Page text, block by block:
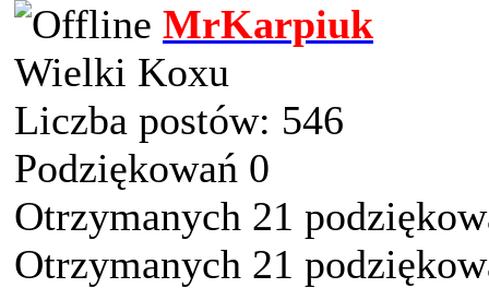
MrKarpiuk
Wielki Koxu
Liczba postów: 546
Podziękowań 0
Otrzymanych 21
Otrzymanych 21